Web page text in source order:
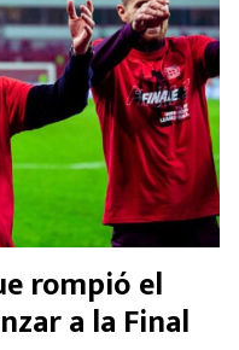
rompió el
a la Final